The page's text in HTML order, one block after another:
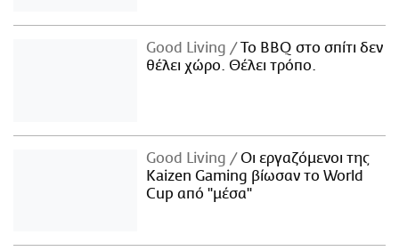
Good Living
Το BBQ στο σπίτι δεν
θέλει χώρο. Θέλει τρόπο.
Good Living
Οι εργαζόμενοι της
Kaizen Gaming βίωσαν το World
Cup από "μέσα"